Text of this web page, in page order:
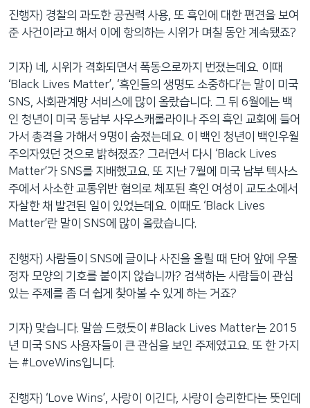
진행자) 경찰의 과도한 공권력 사용, 또 흑인에 대한 편견을 보여
준 사건이라고 해서 이에 항의하는 시위가 며칠 동안 계속됐죠?
기자) 네, 시위가 격화되면서 폭동으로까지 번졌는데요. 이때
‘Black Lives Matter’, ‘흑인들의 생명도 소중하다’는 말이 미국
SNS, 사회관계망 서비스에 많이 올랐습니다. 그 뒤 6월에는 백
인 청년이 미국 동남부 사우스캐롤라이나 주의 흑인 교회에 들어
가서 총격을 가해서 9명이 숨졌는데요. 이 백인 청년이 백인우월
주의자였던 것으로 밝혀졌죠? 그러면서 다시 ‘Black Lives
Matter’가 SNS를 지배했고요. 또 지난 7월에 미국 남부 텍사스
주에서 사소한 교통위반 혐의로 체포된 흑인 여성이 교도소에서
자살한 채 발견된 일이 있었는데요. 이때도 ‘Black Lives
Matter’란 말이 SNS에 많이 올랐습니다.
진행자) 사람들이 SNS에 글이나 사진을 올릴 때 단어 앞에 우물
정자 모양의 기호를 붙이지 않습니까? 검색하는 사람들이 관심
있는 주제를 좀 더 쉽게 찾아볼 수 있게 하는 거죠?
기자) 맞습니다. 말씀 드렸듯이 #Black Lives Matter는 2015
년 미국 SNS 사용자들이 큰 관심을 보인 주제였고요. 또 한 가지
는 #LoveWins입니다.
진행자) ‘Love Wins’, 사랑이 이긴다, 사랑이 승리한다는 뜻인데